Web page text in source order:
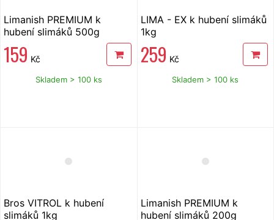
Limanish PREMIUM k
hubení slimáků 500g
159 Kč
Skladem > 100 ks
LIMA - EX k hubení slimáků
1kg
259 Kč
Skladem > 100 ks
Bros VITROL k hubení
slimáků 1kg
Limanish PREMIUM k
hubení slimáků 200g